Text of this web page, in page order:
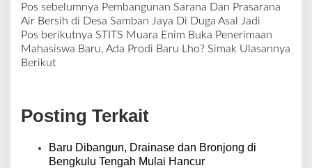
N
a
v
i
s
i
Pos sebelumnya Pembangunan Sarana Dan Prasarana
Air Bersih di Desa Samban Jaya Di Duga Asal Jadi
Pos berikutnya STITS Muara Enim Buka Penerimaan
Mahasiswa Baru, Ada Prodi Baru Lho? Simak Ulasannya
Berikut
Posting Terkait
Baru Dibangun, Drainase dan Bronjong di
Bengkulu Tengah Mulai Hancur